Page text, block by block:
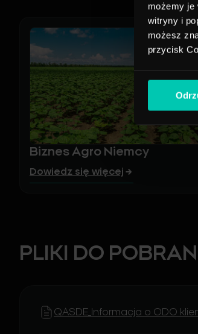
możemy je
witryny i
możesz
przycisk
Biznes Agro Niemcy
Dowiedz się więcej
PLIKI DO
QASDE_Informacja o ODO